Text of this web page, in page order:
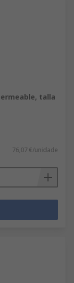
talla
76,07 €/unidade